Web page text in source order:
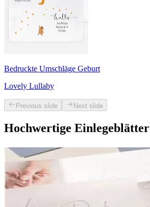
Bedruckte Umschläge Geburt
Lovely Lullaby
Previous slide Next slide
Hochwertige Einlegeblätter